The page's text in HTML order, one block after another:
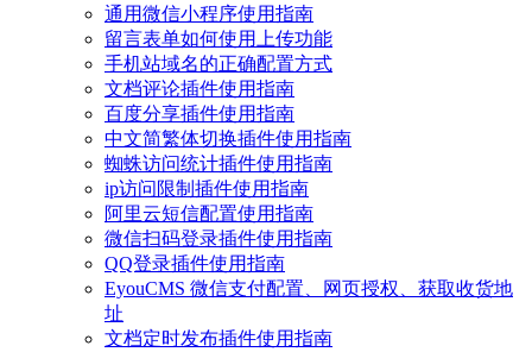
通用微信小程序使用指南
留言表单如何使用上传功能
手机站域名的正确配置方式
文档评论插件使用指南
百度分享插件使用指南
中文简繁体切换插件使用指南
蜘蛛访问统计插件使用指南
ip访问限制插件使用指南
阿里云短信配置使用指南
微信扫码登录插件使用指南
QQ登录插件使用指南
EyouCMS 微信支付配置、网页授权、获取收货地
址
文档定时发布插件使用指南